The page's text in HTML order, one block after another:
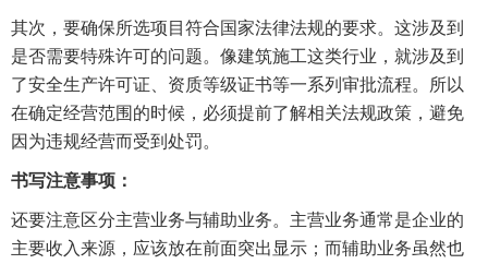
其次，要确保所选项目符合国家法律法规的要求。这涉及到
是否需要特殊许可的问题。像建筑施工这类行业，就涉及到
了安全生产许可证、资质等级证书等一系列审批流程。所以
在确定经营范围的时候，必须提前了解相关法规政策，避免
因为违规经营而受到处罚。
书写注意事项：
还要注意区分主营业务与辅助业务。主营业务通常是企业的
主要收入来源，应该放在前面突出显示；而辅助业务虽然也